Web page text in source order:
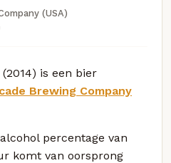
(USA)
is een bier
Brewing Company
percentage van
komt van oorsprong